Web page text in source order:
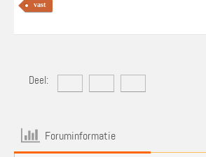
vast
Deel:
Foruminformatie